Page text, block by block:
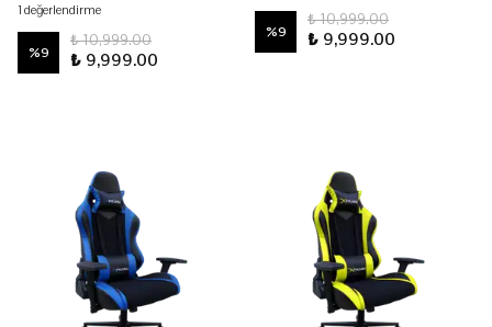
1 değerlendirme
%9
₺ 10,999.00
₺ 9,999.00
%9
₺ 10,999.00
₺ 9,999.00